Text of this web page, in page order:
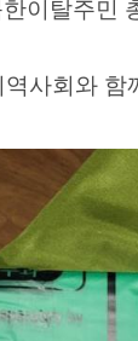
이탈주민
사회와 함